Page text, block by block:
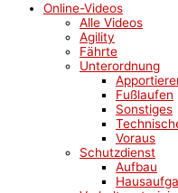
Online-Videos
Alle Videos
Agility
Fährte
Unterordnung
Fußlaufen
Sonstiges
Voraus
Schutzdienst
Aufbau